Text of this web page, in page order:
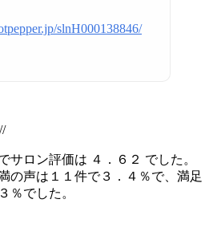
slnH000138846/
サロン評価は ４．６２ でした。
の声は１１件で３．４％で、満足
％でした。